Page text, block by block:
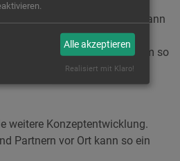
hervorragend eingebettet, kann
wirken
verbunden werden, um so
weitere Konzeptentwicklung.
Partnern vor Ort kann so ein
Alle akzeptieren
Realisiert mit Klaro!